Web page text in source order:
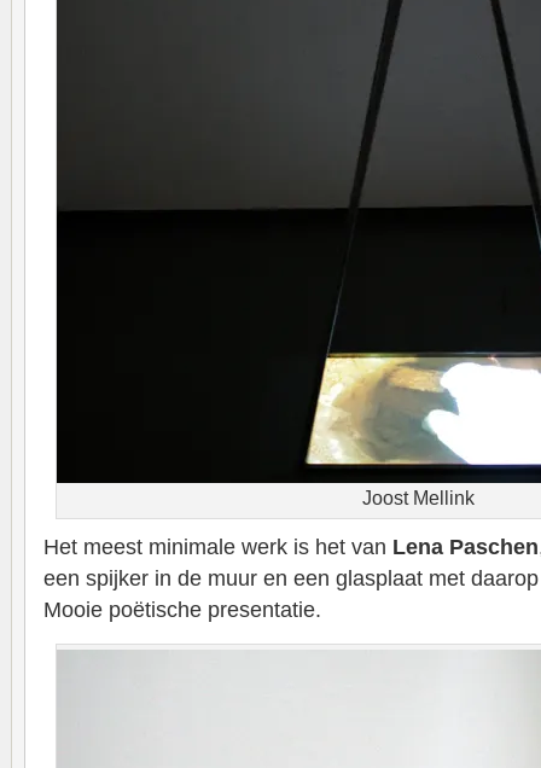
Joost Mellink
Het meest minimale werk is het van Lena Paschen
een spijker in de muur en een glasplaat met
Mooie poëtische presentatie.